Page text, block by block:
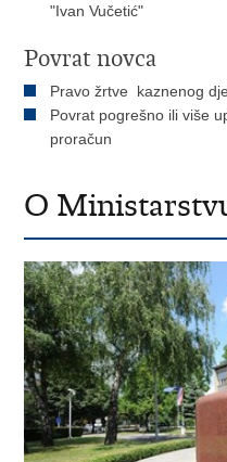
"Ivan Vučetić"
Povrat novca
Pravo žrtve kaznenog
Povrat pogrešno ili više
proračun
O